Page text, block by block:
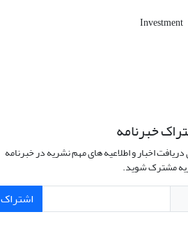
Investment
خبرنامه
دریافت اخبار و اطلاعیه های مهم نشریه در خبرنامه
مشترک شوید.
اشتراک